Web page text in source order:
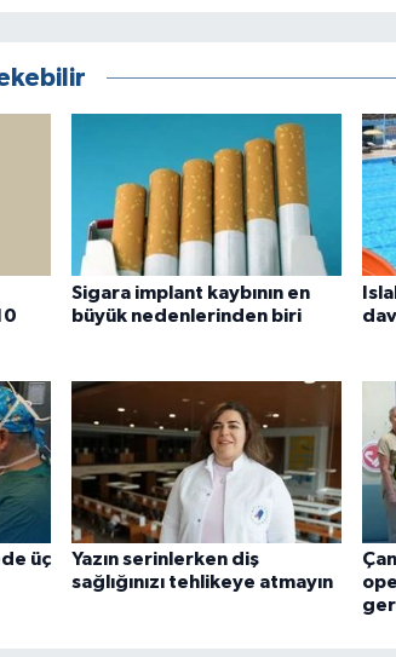
Sigara implant kaybının en
büyük nedenlerinden biri
üç
Yazın serinlerken diş
sağlığınızı tehlikeye atmayın